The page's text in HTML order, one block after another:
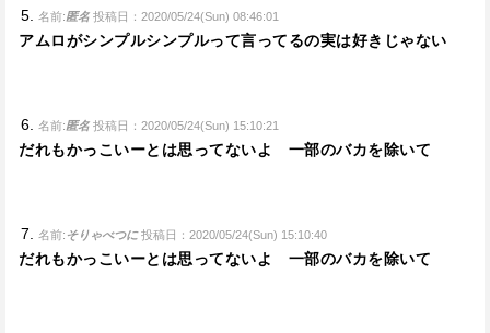
名前:匿名 投稿日：2020/05/24(Sun) 08:46:01
アムロがシンプルシンプルって言ってるの実は好きじゃない
名前:匿名 投稿日：2020/05/24(Sun) 15:10:21
だれもかっこいーとは思ってないよ 一部のバカを除いて
名前: そりゃべつに 投稿日：2020/05/24(Sun) 15:10:40
だれもかっこいーとは思ってないよ 一部のバカを除いて